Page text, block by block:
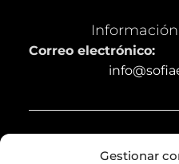
Gestionar
Correo electrónico: